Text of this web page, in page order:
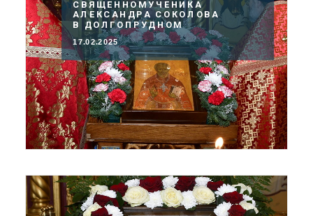
СВЯЩЕННОМУЧЕНИКА
АЛЕКСАНДРА СОКОЛОВА
В ДОЛГОПРУДНОМ
17.02.2025